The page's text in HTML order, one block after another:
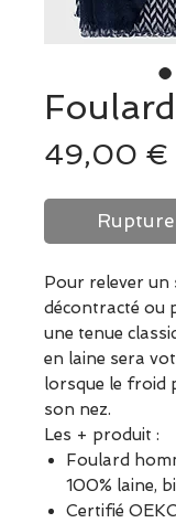
49,00 €
Pour relever un
décontracté ou
une tenue
en laine sera
lorsque le froid
son nez.
Les + produit :
Foulard
100% laine,
Certifié